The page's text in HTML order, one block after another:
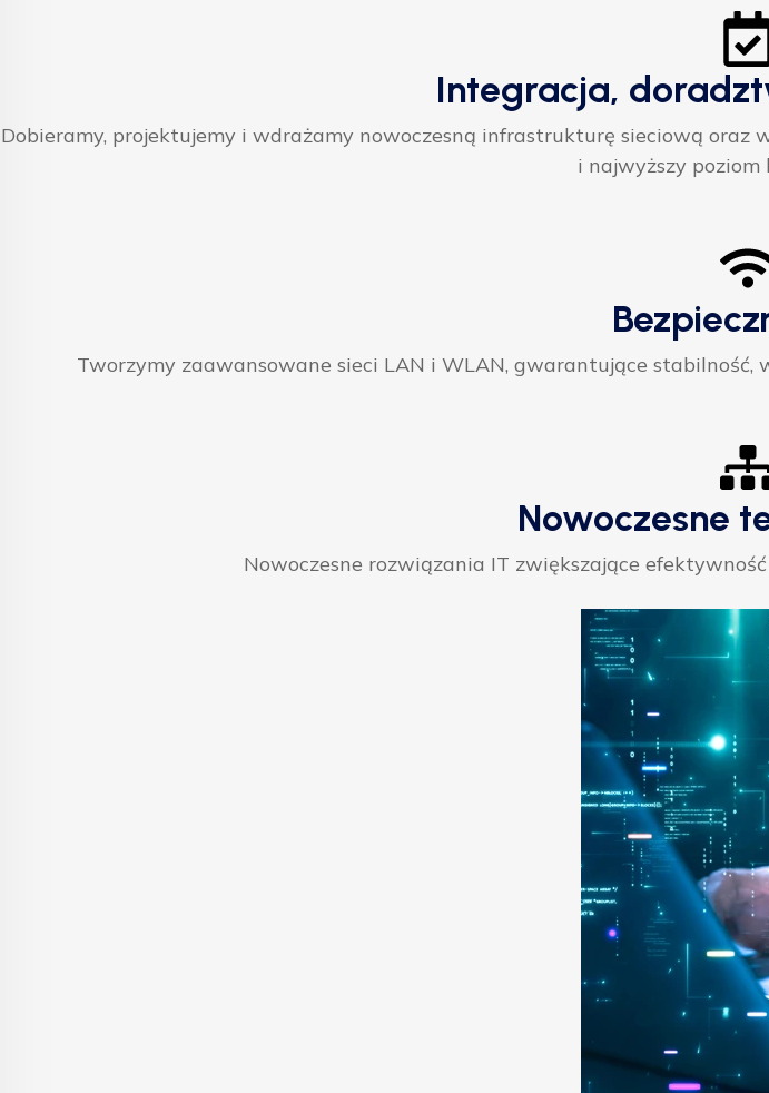
Integracja,
Dobieramy, projektujemy i wdrażamy nowoczesną infrastrukturę sieciową
i najwyższy poziom
Tworzymy zaawansowane sieci LAN i WLAN, gwarantujące stabilność,
Nowoczesne
Nowoczesne rozwiązania IT zwiększające